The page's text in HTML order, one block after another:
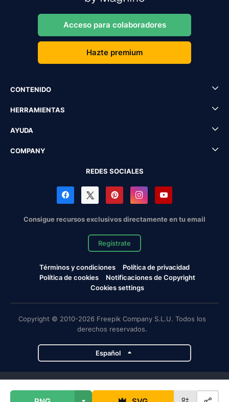
Acceso para colaboradores
Hazte premium
CONTENIDO
HERRAMIENTAS
AYUDA
COMPANY
REDES SOCIALES
Consigue recursos exclusivos directamente en tu email
Regístrate
Términos y condiciones
Política de privacidad
Política de cookies
Notificaciones de Copyright
Cookies settings
Copyright © 2010-2026 Freepik Company S.L.U. Todos los
derechos reservados.
Español